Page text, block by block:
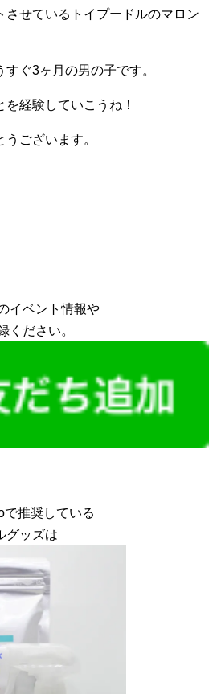
させているトイプードルのマロン
ぐ3ヶ月の男の子です。
経験していこうね！
ございます。
イベント情報や
ください。
推奨している
グッズは